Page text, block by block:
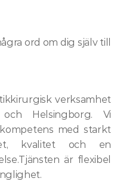
ord om dig själv till
verksamhet
Helsingborg. Vi
med starkt
kvalitet och en
är flexibel